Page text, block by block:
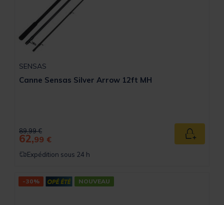
SENSAS
Canne Sensas Silver Arrow 12ft MH
Price reduced from
89,99 €to
62,99 € Ajouter
Expédition sous 24 h
-30% NOUVEAU